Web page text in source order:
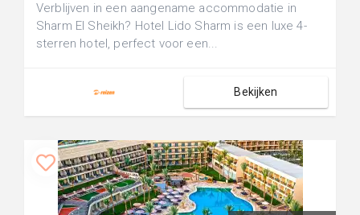
Verblijven in een aangename accommodatie in
Sharm El Sheikh? Hotel Lido Sharm is een luxe 4-
sterren hotel, perfect voor een...
Bekijken